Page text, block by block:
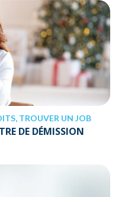
TROUVER UN JOB
DE DÉMISSION